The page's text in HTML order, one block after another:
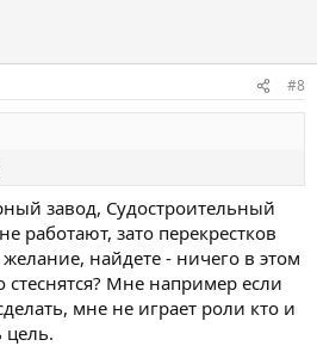
#8
завод, Судостроительный
работают, зато перекрестков
найдете - ничего в этом
стеснятся? Мне например если
мне не играет роли кто и
цель.